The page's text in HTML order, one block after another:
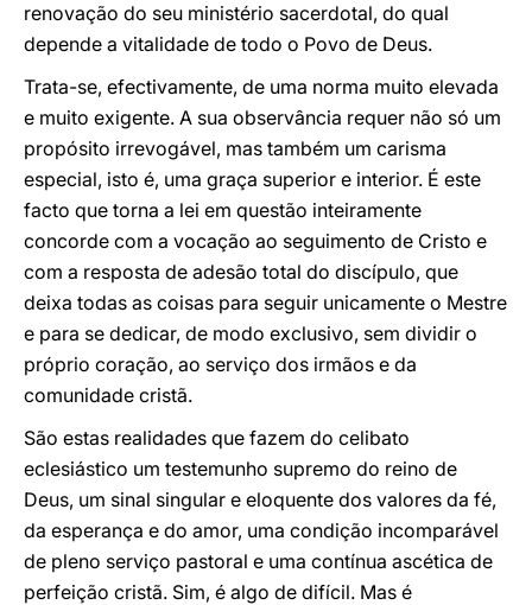
renovação do seu ministério sacerdotal, do qual
depende a vitalidade de todo o Povo de Deus.
Trata-se, efectivamente, de uma norma muito elevada
e muito exigente. A sua observância requer não só um
propósito irrevogável, mas também um carisma
especial, isto é, uma graça superior e interior. É este
facto que torna a lei em questão inteiramente
concorde com a vocação ao seguimento de Cristo e
com a resposta de adesão total do discípulo, que
deixa todas as coisas para seguir unicamente o Mestre
e para se dedicar, de modo exclusivo, sem dividir o
próprio coração, ao serviço dos irmãos e da
comunidade cristã.
São estas realidades que fazem do celibato
eclesiástico um testemunho supremo do reino de
Deus, um sinal singular e eloquente dos valores da fé,
da esperança e do amor, uma condição incomparável
de pleno serviço pastoral e uma contínua ascética de
perfeição cristã. Sim, é algo de difícil. Mas é